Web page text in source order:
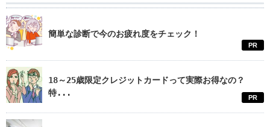
簡単な診断で今のお疲れ度をチェック！
PR
18～25歳限定クレジットカードって実際お得なの？
特...
PR